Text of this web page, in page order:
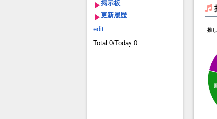
掲示板
更新履歴
edit
Total:0/Today:0
推